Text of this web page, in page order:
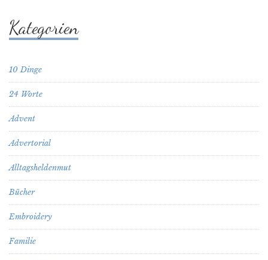
Kategorien
10 Dinge
24 Worte
Advent
Advertorial
Alltagsheldenmut
Bücher
Embroidery
Familie